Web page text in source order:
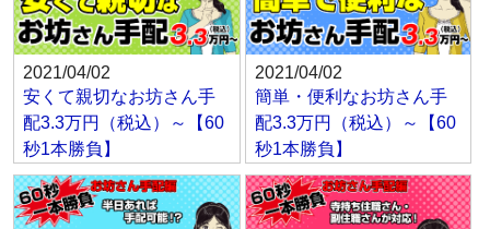
2021/04/02
安くて親切なお坊さん手
配3.3万円（税込）～【60
秒1本勝負】
2021/04/02
簡単・便利なお坊さん手
配3.3万円（税込）～【60
秒1本勝負】